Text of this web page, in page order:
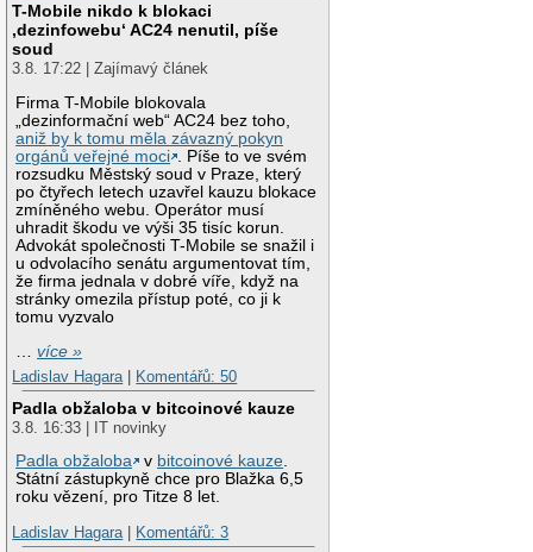
T-Mobile nikdo k blokaci
‚dezinfowebu‘ AC24 nenutil, píše
soud
3.8. 17:22 | Zajímavý článek
Firma T-Mobile blokovala
„dezinformační web“ AC24 bez toho,
aniž by k tomu měla závazný pokyn
orgánů veřejné moci
. Píše to ve svém
rozsudku Městský soud v Praze, který
po čtyřech letech uzavřel kauzu blokace
zmíněného webu. Operátor musí
uhradit škodu ve výši 35 tisíc korun.
Advokát společnosti T-Mobile se snažil i
u odvolacího senátu argumentovat tím,
že firma jednala v dobré víře, když na
stránky omezila přístup poté, co ji k
tomu vyzvalo
…více »
Ladislav Hagara| Komentářů: 50
Padla obžaloba v bitcoinové kauze
3.8. 16:33 | IT novinky
Padla obžaloba
v bitcoinové kauze.
Státní zástupkyně chce pro Blažka 6,5
roku vězení, pro Titze 8 let.
Ladislav Hagara| Komentářů: 3